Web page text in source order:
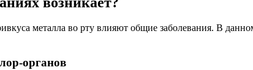
металла во рту влияют общие заболевания. В
органов